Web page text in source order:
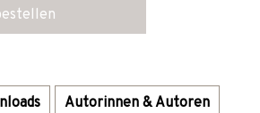
Autorinnen & Autoren